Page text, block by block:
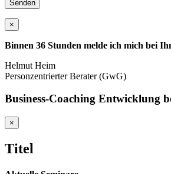
×
Binnen 36 Stunden melde ich mich bei
Helmut Heim
Personzentrierter Berater (GwG)
Business-Coaching Entwicklung
Close
product
view
×
Titel